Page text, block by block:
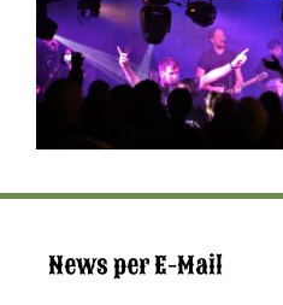
News per E-Mail